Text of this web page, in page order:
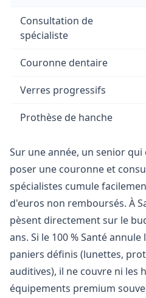
Consultation de
spécialiste
Couronne dentaire
Verres progressifs
Prothèse de hanche
Sur une année, un senior
poser une couronne et
spécialistes cumule
d'euros non remboursés. À
pèsent directement sur le
ans. Si le 100 % Santé
paniers définis (lunettes,
auditives), il ne couvre ni les
équipements premium